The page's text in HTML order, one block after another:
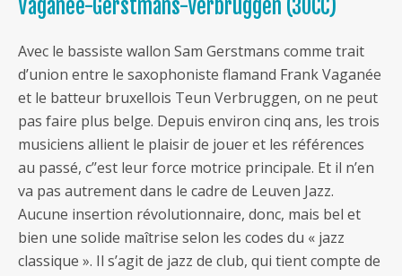
Vaganée-Gerstmans-Verbruggen (30CC)
Avec le bassiste wallon Sam Gerstmans comme trait
d’union entre le saxophoniste flamand Frank Vaganée
et le batteur bruxellois Teun Verbruggen, on ne peut
pas faire plus belge. Depuis environ cinq ans, les trois
musiciens allient le plaisir de jouer et les références
au passé, c’’est leur force motrice principale. Et il n’en
va pas autrement dans le cadre de Leuven Jazz.
Aucune insertion révolutionnaire, donc, mais bel et
bien une solide maîtrise selon les codes du « jazz
classique ». Il s’agit de jazz de club, qui tient compte de